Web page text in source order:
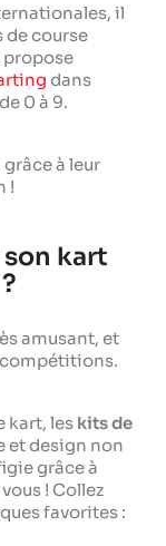
il
de course
propose
dans
0 à 9.
à leur
!
kart
amusant, et
compétitions.
kart, les kits de
et design non
grâce à
! Collez
favorites :